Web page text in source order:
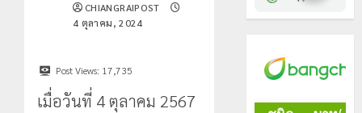
CHIANGRAIPOST
4 ตุลาคม, 2024
Post Views: 17,735
เมื่อวันที่ 4 ตุลาคม 2567